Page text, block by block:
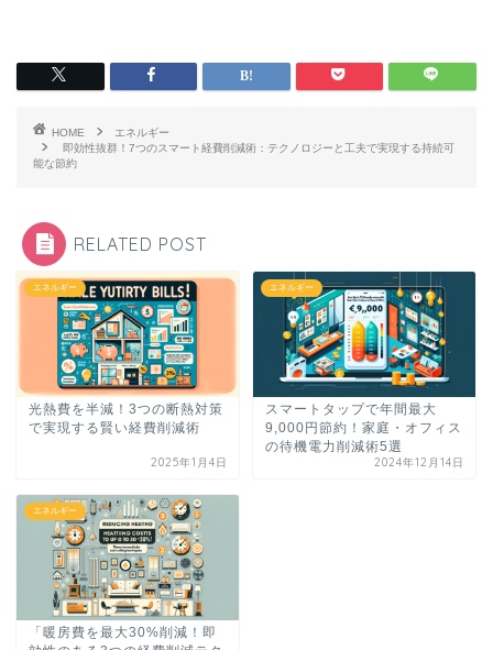
HOME
エネルギー
即効性抜群！7つのスマート経費削減術：テクノロジーと工夫で実現する持続可
能な節約
RELATED POST
エネルギー
光熱費を半減！3つの断熱対策
で実現する賢い経費削減術
2025年1月4日
エネルギー
スマートタップで年間最大
9,000円節約！家庭・オフィス
の待機電力削減術5選
2024年12月14日
エネルギー
「暖房費を最大30%削減！即